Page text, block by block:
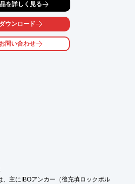
ーリング、トンネル補修、LW・ウレ
適用できます。
た付着性能を確保
を詳しく見る
ダウンロード
お問い合わせ
、主にIBOアンカー（後充填ロックボル